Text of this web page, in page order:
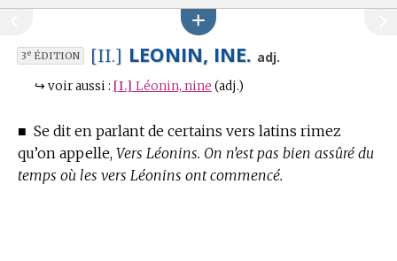
3eÉDITION [II.] LEONIN, INE. adj.
↪ voir aussi : [I.] Léonin, nine (adj.)
■ Se dit en parlant de certains vers latins rimez
qu’on appelle, Vers Léonins. On n’est pas bien assûré du
temps où les vers Léonins ont commencé.